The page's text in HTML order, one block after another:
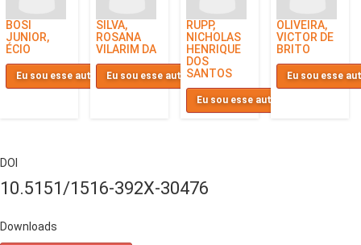
BOSI
JUNIOR,
ÉCIO
Eu sou esse autor
SILVA,
ROSANA
VILARIM DA
Eu sou esse autor
RUPP,
NICHOLAS
HENRIQUE
DOS
SANTOS
Eu sou esse autor
OLIVEIRA,
VICTOR DE
BRITO
Eu sou esse
DOI
10.5151/1516-392X-30476
Downloads